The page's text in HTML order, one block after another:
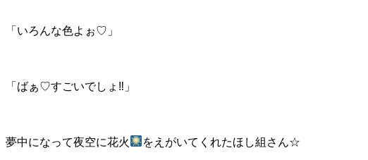
「いろんな色よぉ♡」
「ばぁ♡すごいでしょ‼」
夢中になって夜空に花火
をえがいてくれたほし組さん☆